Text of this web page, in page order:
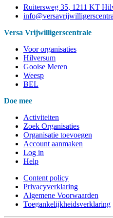
Ruitersweg 35, 1211 KT
Versa Vrijwilligerscentrale
Voor organisaties
Hilversum
Gooise Meren
Weesp
BEL
Doe mee
Activiteiten
Zoek Organisaties
Organisatie toevoegen
Account aanmaken
Log in
Help
Content policy
Privacyverklaring
Algemene Voorwaarden
Toegankelijkheidsverklaring